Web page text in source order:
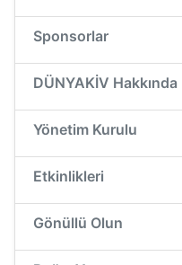
Sponsorlar
DÜNYAKİV Hakkında
Yönetim Kurulu
Etkinlikleri
Gönüllü Olun